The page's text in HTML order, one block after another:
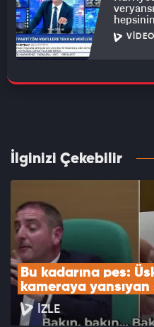
İlginizi Çekebilir
Bu kadarına pes:
kameraya
İZLE